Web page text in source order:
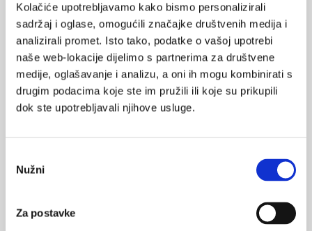
Kolačiće upotrebljavamo kako bismo personalizirali
sadržaj i oglase, omogućili značajke društvenih medija i
analizirali promet. Isto tako, podatke o vašoj upotrebi
naše web-lokacije dijelimo s partnerima za društvene
medije, oglašavanje i analizu, a oni ih mogu kombinirati s
drugim podacima koje ste im pružili ili koje su prikupili
dok ste upotrebljavali njihove usluge.
pristanka
Nužni
Za postavke
bolesti, koliko dugo su prisutni simptomi, koliko su izraženi i
kakve su aktualne životne okolnosti, poput prisutnosti stresora
itd. U prvim epizodama poremećaja, najčešće se terapija uzima
od šest mjeseci do godinu dana, a ukoliko se anksiozne epizode
ponavljaju, produljuje se vrijeme liječenja.
Kod teških, tvrdokornih i onesposobljavajućih kliničkih slika
Psihoterapija
U liječenju generaliziranog
psihološka metoda